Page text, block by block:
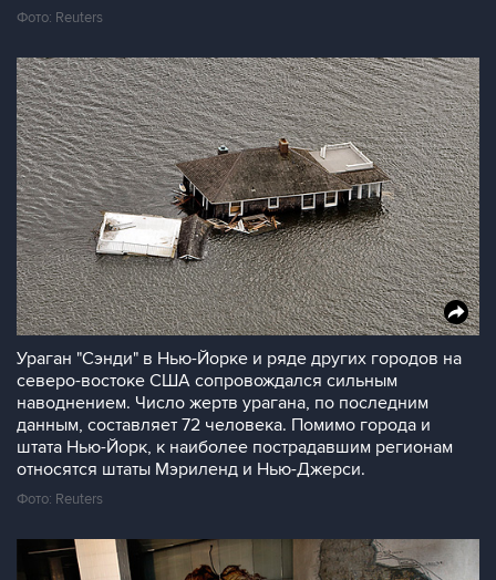
Фото: Reuters
Ураган "Сэнди" в Нью-Йорке и ряде других городов на
северо-востоке США сопровождался сильным
наводнением. Число жертв урагана, по последним
данным, составляет 72 человека. Помимо города и
штата Нью-Йорк, к наиболее пострадавшим регионам
относятся штаты Мэриленд и Нью-Джерси.
Фото: Reuters